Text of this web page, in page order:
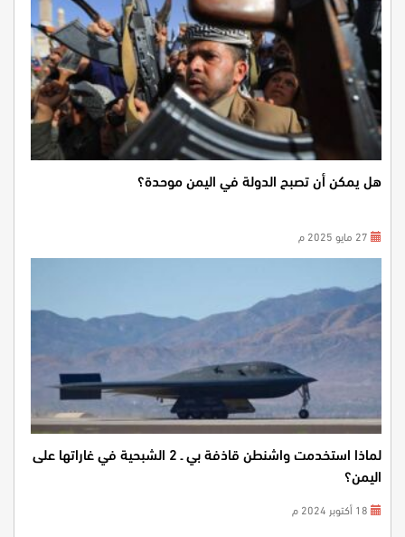
هل يمكن أن تصبح الدولة في اليمن موحدة؟
لماذا استخدمت واشنطن قاذفة بي ـ 2 الشبحية في غاراتها على
اليمن؟